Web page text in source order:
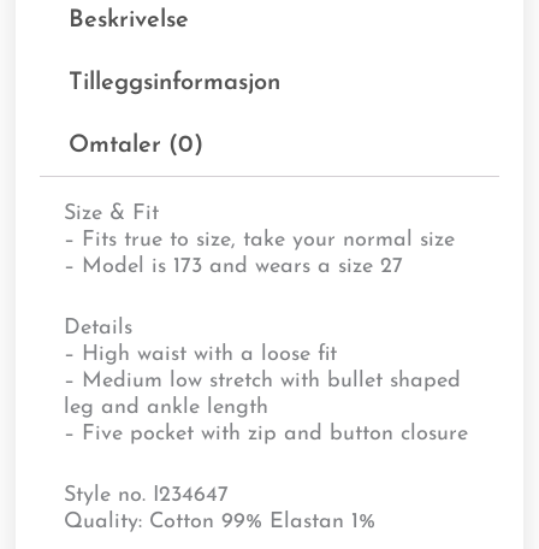
Beskrivelse
Tilleggsinformasjon
Omtaler (0)
Size & Fit
– Fits true to size, take your normal size
– Model is 173 and wears a size 27
Details
– High waist with a loose fit
– Medium low stretch with bullet shaped
leg and ankle length
– Five pocket with zip and button closure
Style no. I234647
Quality: Cotton 99% Elastan 1%